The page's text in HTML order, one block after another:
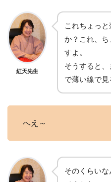
紅天先生
これちょっ
か？これ、
すよ。
そうすると
で薄い線で見
へえ～
そのくらい